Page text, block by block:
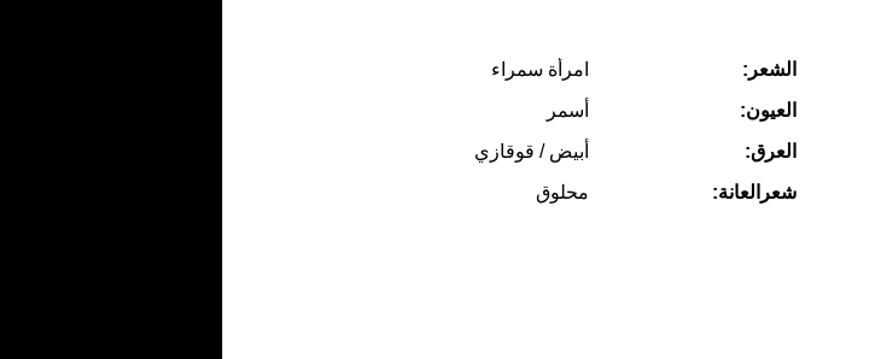
الشعر:
امرأة سمراء
العيون:
أسمر
العرق:
أبيض / قوقازي
شعرالعانة:
محلوق